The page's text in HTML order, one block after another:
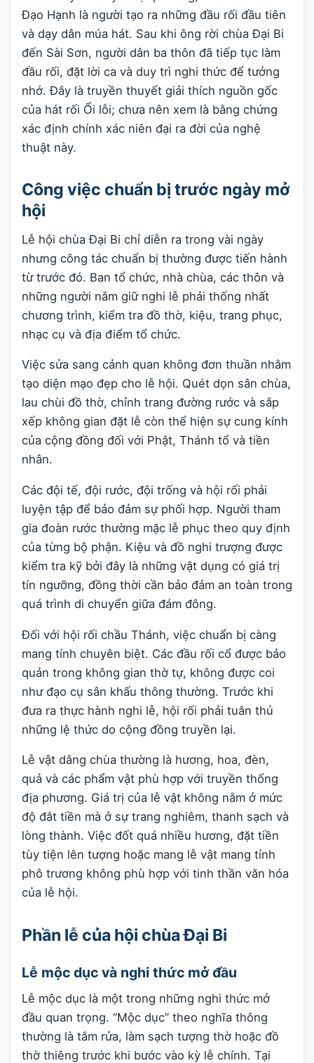
Đạo Hạnh là người tạo ra những đầu rối đầu tiên
và dạy dân múa hát. Sau khi ông rời chùa Đại Bi
đến Sài Sơn, người dân ba thôn đã tiếp tục làm
đầu rối, đặt lời ca và duy trì nghi thức để tưởng
nhớ. Đây là truyền thuyết giải thích nguồn gốc
của hát rối Ổi lỗi; chưa nên xem là bằng chứng
xác định chính xác niên đại ra đời của nghệ
thuật này.
Công việc chuẩn bị trước ngày mở
hội
Lễ hội chùa Đại Bi chỉ diễn ra trong vài ngày
nhưng công tác chuẩn bị thường được tiến hành
từ trước đó. Ban tổ chức, nhà chùa, các thôn và
những người nắm giữ nghi lễ phải thống nhất
chương trình, kiểm tra đồ thờ, kiệu, trang phục,
nhạc cụ và địa điểm tổ chức.
Việc sửa sang cảnh quan không đơn thuần nhằm
tạo diện mạo đẹp cho lễ hội. Quét dọn sân chùa,
lau chùi đồ thờ, chỉnh trang đường rước và sắp
xếp không gian đặt lễ còn thể hiện sự cung kính
của cộng đồng đối với Phật, Thánh tổ và tiền
nhân.
Các đội tế, đội rước, đội trống và hội rối phải
luyện tập để bảo đảm sự phối hợp. Người tham
gia đoàn rước thường mặc lễ phục theo quy định
của từng bộ phận. Kiệu và đồ nghi trượng được
kiểm tra kỹ bởi đây là những vật dụng có giá trị
tín ngưỡng, đồng thời cần bảo đảm an toàn trong
quá trình di chuyển giữa đám đông.
Đối với hội rối chầu Thánh, việc chuẩn bị càng
mang tính chuyên biệt. Các đầu rối cổ được bảo
quản trong không gian thờ tự, không được coi
như đạo cụ sân khấu thông thường. Trước khi
đưa ra thực hành nghi lễ, hội rối phải tuân thủ
những lệ thức do cộng đồng truyền lại.
Lễ vật dâng chùa thường là hương, hoa, đèn,
quả và các phẩm vật phù hợp với truyền thống
địa phương. Giá trị của lễ vật không nằm ở mức
độ đắt tiền mà ở sự trang nghiêm, thanh sạch và
lòng thành. Việc đốt quá nhiều hương, đặt tiền
tùy tiện lên tượng hoặc mang lễ vật mang tính
phô trương không phù hợp với tinh thần văn hóa
của lễ hội.
Phần lễ của hội chùa Đại Bi
Lễ mộc dục và nghi thức mở đầu
Lễ mộc dục là một trong những nghi thức mở
đầu quan trọng. “Mộc dục” theo nghĩa thông
thường là tắm rửa, làm sạch tượng thờ hoặc đồ
thờ thiêng trước khi bước vào kỳ lễ chính. Tại